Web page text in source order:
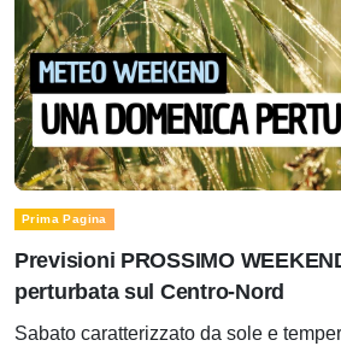
Prima Pagina
Previsioni PROSSIMO
perturbata sul Centro-Nord
Sabato caratterizzato da sole e